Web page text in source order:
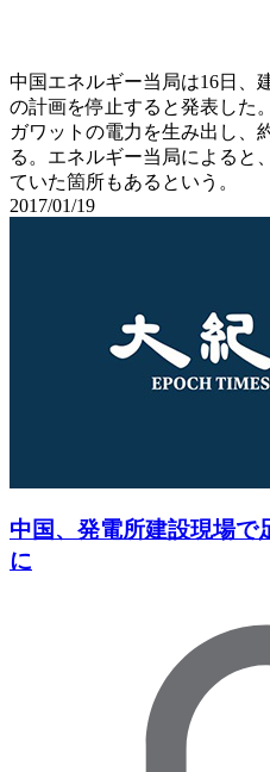
中国エネルギー当局は16日、
の計画を停止すると発表した
ガワットの電力を生み出し、
る。エネルギー当局によると
ていた箇所もあるという。
2017/01/19
中国、発電所建設現場
に